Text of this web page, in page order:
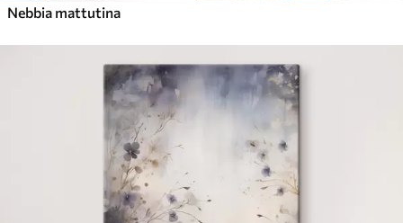
Nebbia mattutina